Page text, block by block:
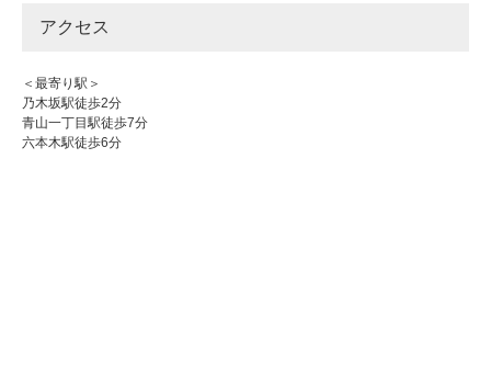
アクセス
＜最寄り駅＞
乃木坂駅徒歩2分
青山一丁目駅徒歩7分
六本木駅徒歩6分